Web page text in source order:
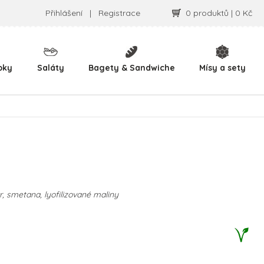
Přihlášení | Registrace 0 produktů | 0 Kč
Saláty Bagety & Sandwiche Mísy a sety
smetana, lyofilizované maliny